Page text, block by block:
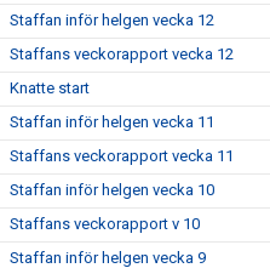
Staffan inför helgen vecka 12
Staffans veckorapport vecka 12
Knatte start
Staffan inför helgen vecka 11
Staffans veckorapport vecka 11
Staffan inför helgen vecka 10
Staffans veckorapport v 10
Staffan inför helgen vecka 9